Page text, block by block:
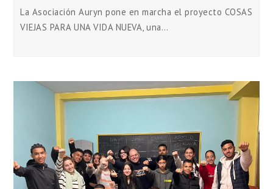
La Asociación Auryn pone en marcha el proyecto COSAS
VIEJAS PARA UNA VIDA NUEVA, una…